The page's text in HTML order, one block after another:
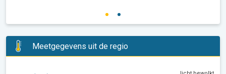
Meetgegevens uit de regio